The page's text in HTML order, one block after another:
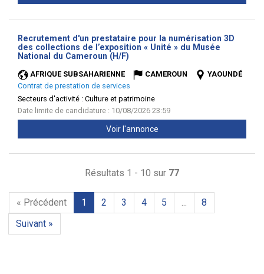
Recrutement d'un prestataire pour la numérisation 3D
des collections de l’exposition « Unité » du Musée
National du Cameroun (H/F)
AFRIQUE SUBSAHARIENNE CAMEROUN
YAOUNDÉ
Contrat de prestation de services
Secteurs d'activité : Culture et patrimoine
Date limite de candidature : 10/08/2026 23:59
Voir l'annonce
Résultats 1 - 10 sur 77
« Précédent 1 2 3 4 5 ...
8
Suivant »